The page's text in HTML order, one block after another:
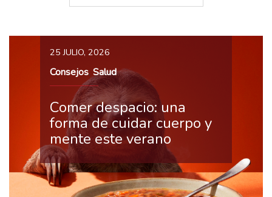
25 JULIO, 2026
Consejos, Salud
Comer despacio: una
forma de cuidar cuerpo y
mente este verano